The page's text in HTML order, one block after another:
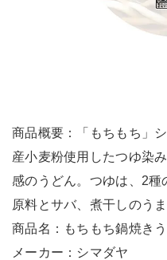
商品概要：「もちもち」
産小麦粉使用したつゆ染
感のうどん。つゆは、2種
原料とサバ、煮干しのう
商品名：もちもち鍋焼き
メーカー：シマダヤ